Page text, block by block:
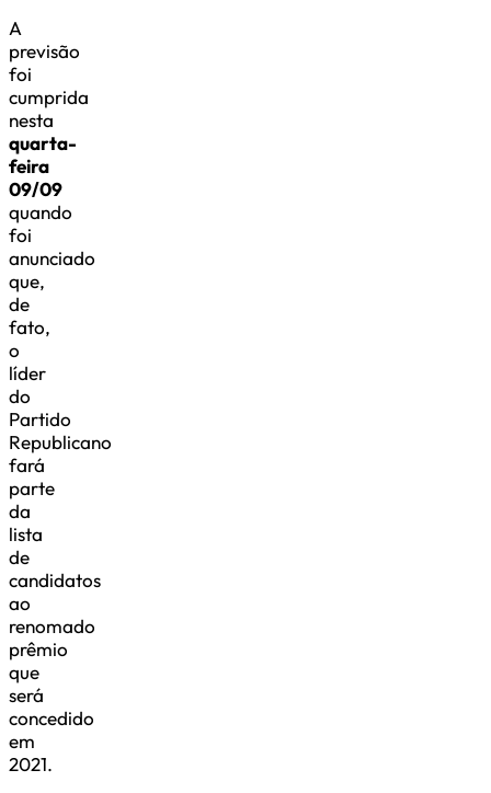
A
previsão
foi
cumprida
nesta
quarta-
feira
09/09
quando
foi
anunciado
que,
de
fato,
o
líder
do
Partido
Republicano
fará
parte
da
lista
de
candidatos
ao
renomado
prêmio
que
será
concedido
em
2021.